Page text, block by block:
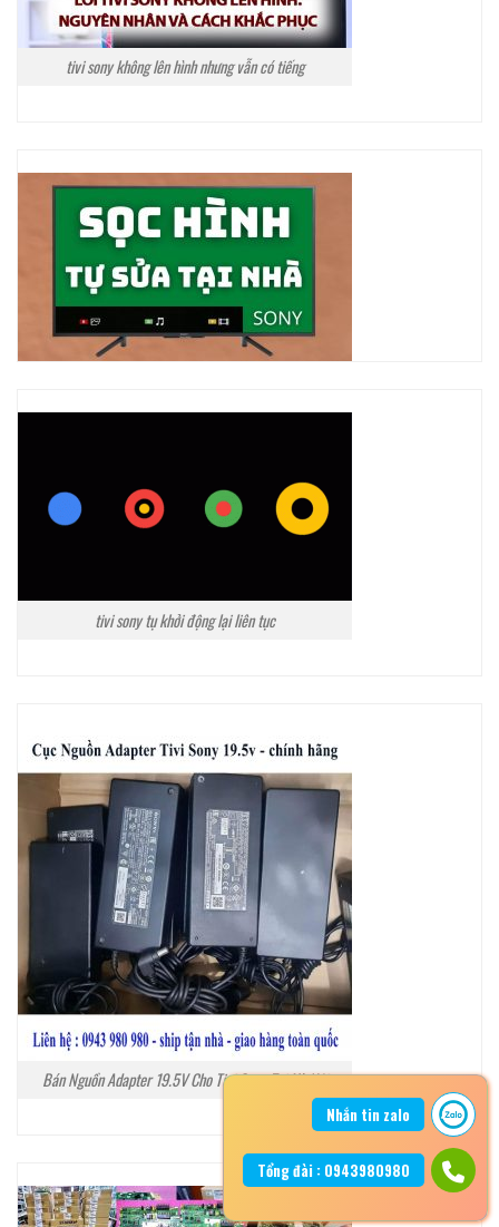
tivi sony không lên hình nhưng vẫn có tiếng
tivi sony tụ khởi động lại liên tục
Bán Nguồn Adapter 19.5V Cho Tivi Sony Tại Hà Nội
Nhắn tin zalo
Tổng đài : 0943980980